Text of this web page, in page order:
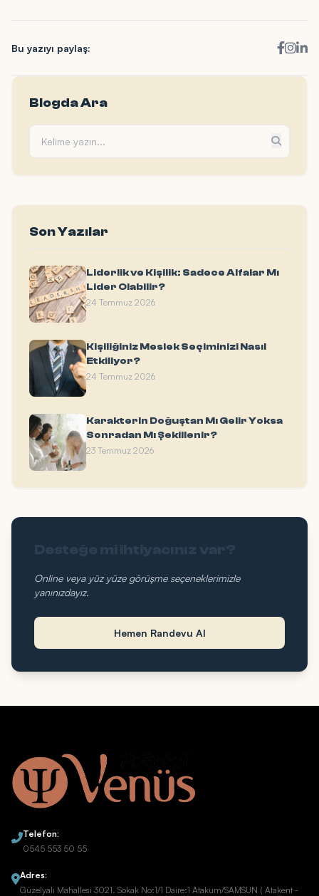
Bu yazıyı paylaş:
Blogda Ara
Son Yazılar
Liderlik ve Kişilik: Sadece Alfalar Mı
Lider Olabilir?
24 Temmuz 2026
Kişiliğiniz Meslek Seçiminizi Nasıl
Etkiliyor?
24 Temmuz 2026
Karakterin Doğuştan Mı Gelir Yoksa
Sonradan Mı Şekillenir?
23 Temmuz 2026
Online veya yüz yüze görüşme seçeneklerimizle
yanınızdayız.
Hemen Randevu Al
Telefon:
0545 553 50 55
Adres:
Güzelyalı Mahallesi 3021. Sokak No:1/1 Daire:1 Atakum/SAMSUN ( Atakent -